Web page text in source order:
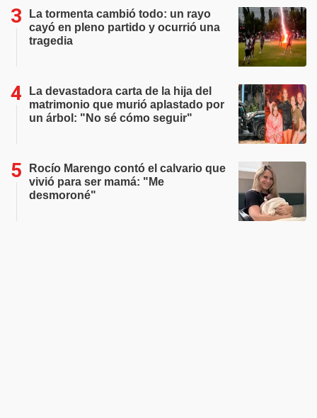
La tormenta cambió todo: un rayo
cayó en pleno partido y ocurrió una
tragedia
La devastadora carta de la hija del
matrimonio que murió aplastado por
un árbol: "No sé cómo seguir"
Rocío Marengo contó el calvario que
vivió para ser mamá: "Me
desmoroné"